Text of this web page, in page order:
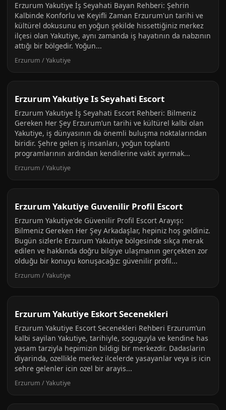
Erzurum Yakutiye İş Seyahati Bayan Rehberi: Şehrin
Kalbinde Konforlu ve Keyifli Zaman Erzurum'un tarihi ve
kültürel dokusunu en yoğun şekilde hissettiğiniz merkez
ilçesi olan Yakutiye, aynı zamanda iş hayatının da nabzının
attığı bir bölgedir. Yoğun...
Erzurum / Yakutiye
Erzurum Yakutiye Is Seyahati Escort
Erzurum Yakutiye İş Seyahati Escort Rehberi: Bilmeniz
Gereken Her Şey Erzurum’un tarihi ve kültürel kalbi olan
Yakutiye, iş dünyasının da önemli buluşma noktalarından
biridir. Şehre gelen iş insanları, yoğun toplantı
programlarının ardından kendilerine vakit ayırmak...
Erzurum / Yakutiye
Erzurum Yakutiye Guvenilir Profil Escort
Erzurum Yakutiye'de Güvenilir Profil Escort Arayışı:
Bilmeniz Gereken Her Şey Arkadaşlar, hepiniz hoş geldiniz.
Bugün sizlerle Erzurum Yakutiye bölgesinde sıkça merak
edilen ve hakkında doğru bilgiye ulaşmanın gerçekten zor
olduğu bir konuyu konuşacağız: güvenilir profil...
Erzurum / Yakutiye
Erzurum Yakutiye Eskort Secenekleri
Erzurum Yakutiye Escort Secenekleri Rehberi Erzurum’un
kalbi sayilan Yakutiye, tarihiyle, soguguyla ve kendine has
yasam tarziyla hepimizin bildigi bir merkezdir. Dadaslarin
diyarinda, ozellikle merkez ilcelerde yasayanlar veya is icin
sehre gelenler icin ozel bir arayis...
Erzurum / Yakutiye